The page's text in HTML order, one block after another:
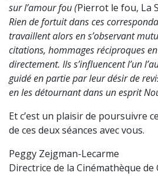
sur l’amour fou (Pierrot le fou, La
Rien de fortuit dans ces
travaillent alors en s’observant
citations, hommages réciproques
directement. Ils s’influencent l’un
guidé en partie par leur désir de
en les détournant dans un esprit
Et c’est un plaisir de poursuivre
de ces deux séances avec vous.
Peggy Zejgman-Lecarme
Directrice de la Cinémathèque de